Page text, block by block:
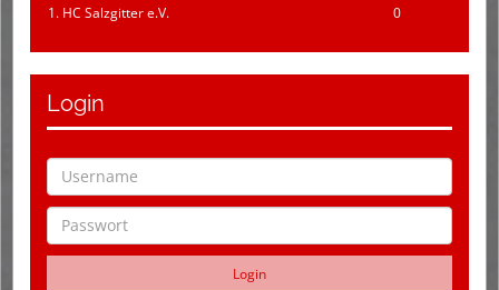
1. HC Salzgitter e.V.
0
Login